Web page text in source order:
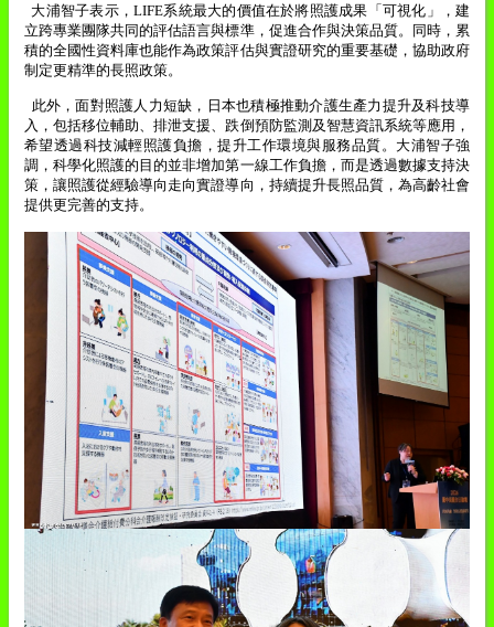
大浦智子表示，LIFE系統最大的價值在於將照護成果「可視化」，建
立跨專業團隊共同的評估語言與標準，促進合作與決策品質。同時，累
積的全國性資料庫也能作為政策評估與實證研究的重要基礎，協助政府
制定更精準的長照政策。
此外，面對照護人力短缺，日本也積極推動介護生產力提升及科技導
入，包括移位輔助、排泄支援、跌倒預防監測及智慧資訊系統等應用，
希望透過科技減輕照護負擔，提升工作環境與服務品質。大浦智子強
調，科學化照護的目的並非增加第一線工作負擔，而是透過數據支持決
策，讓照護從經驗導向走向實證導向，持續提升長照品質，為高齡社會
提供更完善的支持。